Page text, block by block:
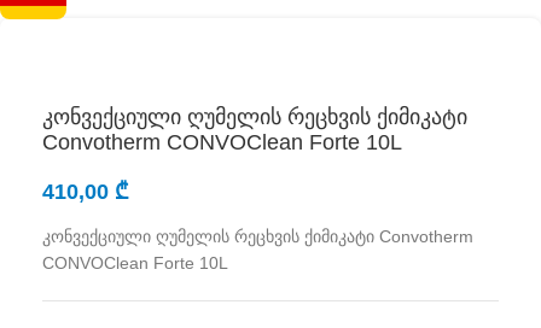
კონვექციული ღუმელის რეცხვის ქიმიკატი
Convotherm CONVOClean Forte 10L
410,00 ₾
კონვექციული ღუმელის რეცხვის ქიმიკატი Convotherm
CONVOClean Forte 10L